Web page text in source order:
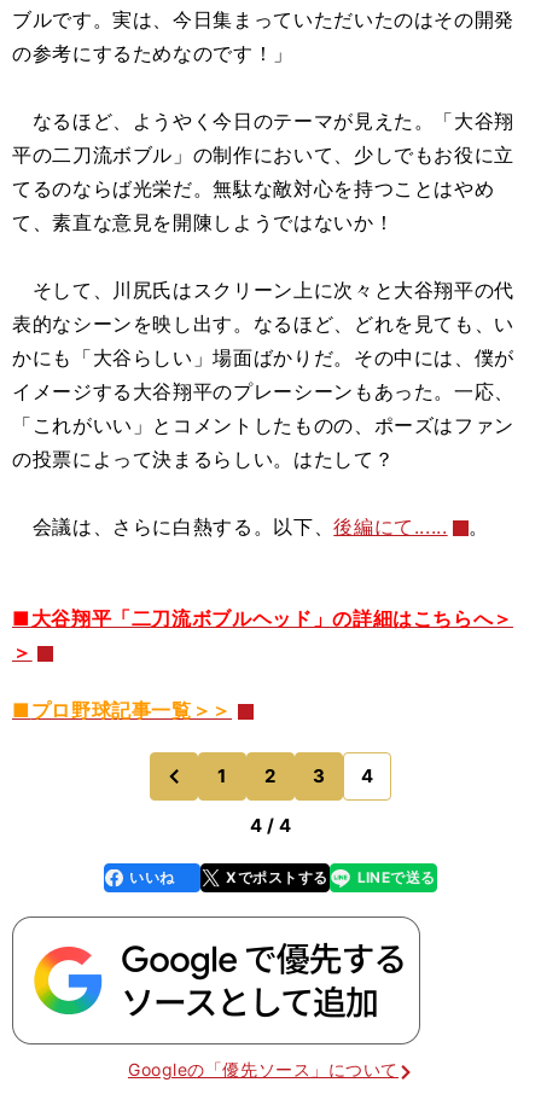
ブルです。実は、今日集まっていただいたのはその開発
の参考にするためなのです！」
なるほど、ようやく今日のテーマが見えた。「大谷翔
平の二刀流ボブル」の制作において、少しでもお役に立
てるのならば光栄だ。無駄な敵対心を持つことはやめ
て、素直な意見を開陳しようではないか！
そして、川尻氏はスクリーン上に次々と大谷翔平の代
表的なシーンを映し出す。なるほど、どれを見ても、い
かにも「大谷らしい」場面ばかりだ。その中には、僕が
イメージする大谷翔平のプレーシーンもあった。一応、
「これがいい」とコメントしたものの、ポーズはファン
の投票によって決まるらしい。はたして？
会議は、さらに白熱する。以下、後編にて...... 。
■大谷翔平「二刀流ボブルヘッド」の詳細はこちらへ＞
＞
■プロ野球記事一覧＞＞
前
のページへ
1 2 3 4
4 / 4
faceboo
k
いいね Xでポストする
line LINEで送る
Googleの「優先ソース」について